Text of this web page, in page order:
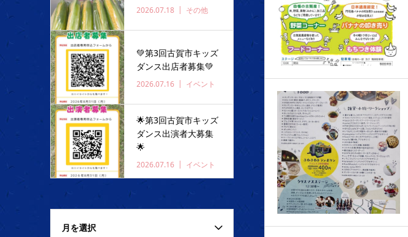
2026.07.18 その他
💚第3回古賀市キッズ
ダンス出店者募集💚
2026.07.16 イベント
🌟第3回古賀市キッズ
ダンス出演者大募集
🌟
2026.07.16 イベント
月を選択